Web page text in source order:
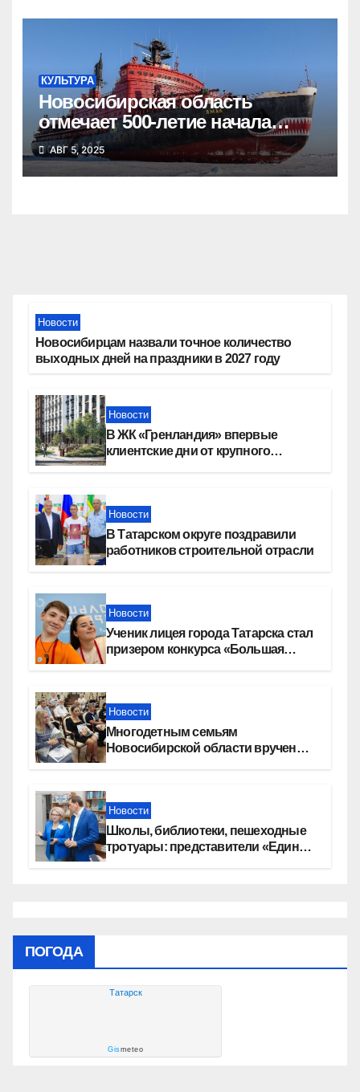
КУЛЬТУРА
Новосибирская область
отмечает 500-летие начала
освоения Северного морского
пути
АВГ 5, 2025
Новости
Новосибирцам назвали точное количество
выходных дней на праздники в 2027 году
Новости
В ЖК «Гренландия» впервые
клиентские дни от крупного
Новости
В Татарском округе поздравили
работников строительной отрасли
Новости
Ученик лицея города Татарска стал
призером конкурса «Большая
Новости
Многодетным семьям
Новосибирской области вручены
Новости
Школы, библиотеки, пешеходные
тротуары: представители «Единой
ПОГОДА
Татарск
Gismeteo